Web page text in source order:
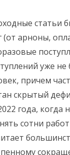
статьи
арноны,
уже не
причем
скрытый
года, когда
сотни